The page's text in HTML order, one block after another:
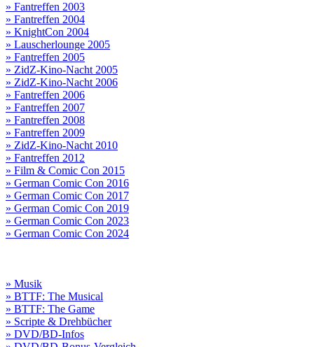
» Fantreffen 2003
» Fantreffen 2004
» KnightCon 2004
» Lauscherlounge 2005
» Fantreffen 2005
» ZidZ-Kino-Nacht 2005
» ZidZ-Kino-Nacht 2006
» Fantreffen 2006
» Fantreffen 2007
» Fantreffen 2008
» Fantreffen 2009
» ZidZ-Kino-Nacht 2010
» Fantreffen 2012
» Film & Comic Con 2015
» German Comic Con 2016
» German Comic Con 2017
» German Comic Con 2019
» German Comic Con 2023
» German Comic Con 2024
» Musik
» BTTF: The Musical
» BTTF: The Game
» Scripte & Drehbücher
» DVD/BD-Infos